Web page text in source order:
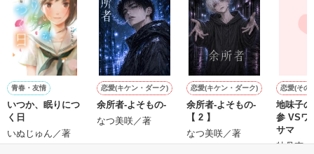
作品を読む
鷹哉『宜しくな、俺の雛子』🦅
雛子『俺の……ひぃ、雛子？！！！』🐥
シゴデキで冷徹な上司が見せる素顔は、なぜか想像以上に甘く
て……🐥💓🦅
※表紙も作中使用の画像も全てフリー素材です。
※執筆期間2026.6.3〜7.20完結です。
※他サイトさんにて恋愛トレンド1位でした〜良かったら読ん
で頂けると嬉しいです。
青春・友情
いつか、眠りにつ
く日
いぬじゅん／著
恋愛(キケン・ダーク)
余所者-よそもの-
なつ美咲／著
恋愛(キケン・ダーク)
余所者-よそもの-
【 2 】
なつ美咲／著
恋愛(その
地味子
参 VSワガママ姫
サマ
牡丹杏